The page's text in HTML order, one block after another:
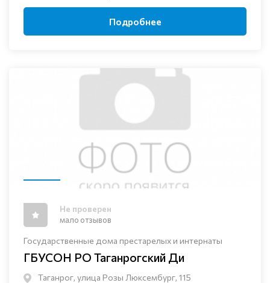
Подробнее
Государственные дома престарелых и интернаты
ГБУСОН РО Таганрогский Ди
Таганрог, улица Розы Люксембург, 115
Не проверен
мало отзывов